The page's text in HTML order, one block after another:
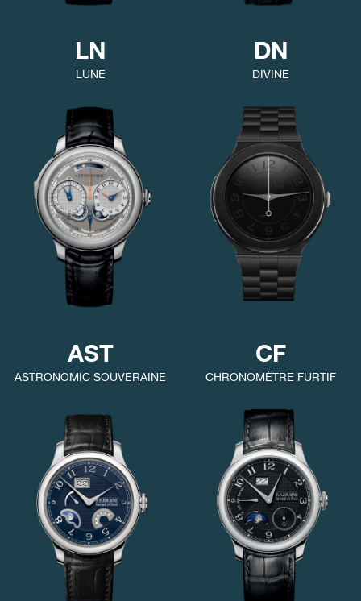
LN
LUNE
DN
DIVINE
AST
ASTRONOMIC SOUVERAINE
CF
CHRONOMÈTRE FURTIF
FAUX
FAUX